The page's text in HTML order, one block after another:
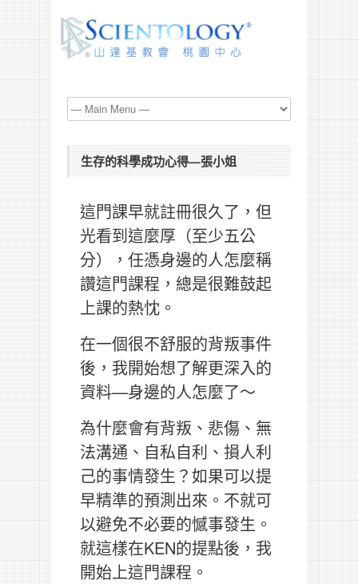
生存的科學成功心得—張小姐
這門課早就註冊很久了，但
光看到這麼厚（至少五公
分），任憑身邊的人怎麼稱
讚這門課程，總是很難鼓起
上課的熱忱。
在一個很不舒服的背叛事件
後，我開始想了解更深入的
資料—身邊的人怎麼了～
為什麼會有背叛、悲傷、無
法溝通、自私自利、損人利
己的事情發生？如果可以提
早精準的預測出來。不就可
以避免不必要的憾事發生。
就這樣在KEN的提點後，我
開始上這門課程。